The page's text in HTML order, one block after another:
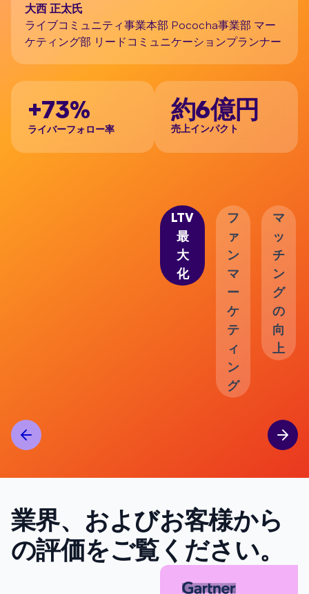
大西 正太氏
ライブコミュニティ事業本部 Pococha事業部 マー
ケティング部 リードコミュニケーションプランナー
+73%
ライバーフォロー率
約6億円
売上インパクト
LTV
最
大
化
フ
ァ
ン
マ
ー
ケ
テ
ィ
ン
グ
マ
ッ
チ
ン
グ
の
向
上
業界、およびお客様から
の評価をご覧ください。